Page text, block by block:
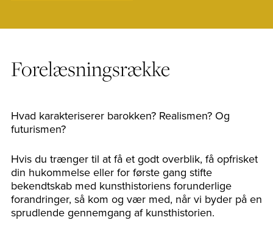
Forelæsningsrække
Hvad karakteriserer barokken? Realismen? Og
futurismen?
Hvis du trænger til at få et godt overblik, få opfrisket
din hukommelse eller for første gang stifte
bekendtskab med kunsthistoriens forunderlige
forandringer, så kom og vær med, når vi byder på en
sprudlende gennemgang af kunsthistorien.